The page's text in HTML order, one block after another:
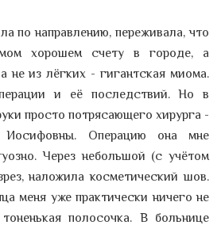
по направлению, переживала, что
хорошем счету в городе, а
не из лёгких - гигантская миома.
и её последствий. Но в
просто потрясающего хирурга -
Иосифовны. Операцию она мне
Через небольшой (с учётом
наложила косметический шов.
меня уже практически ничего не
полосочка. В больнице